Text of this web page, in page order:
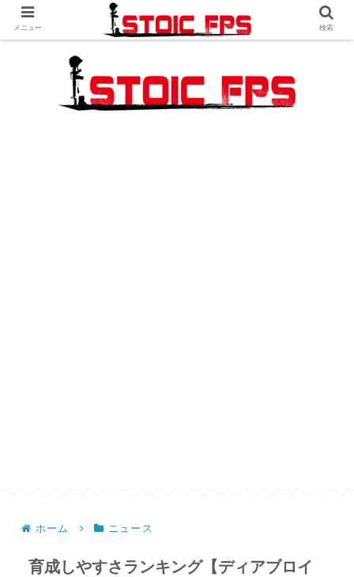
ホーム ニュース
育成しやすさランキング【ディアブロイ
メニュー 検索